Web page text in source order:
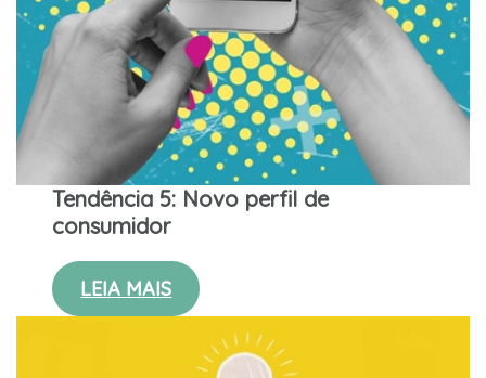
Tendência 5: Novo perfil de
consumidor
LEIA MAIS